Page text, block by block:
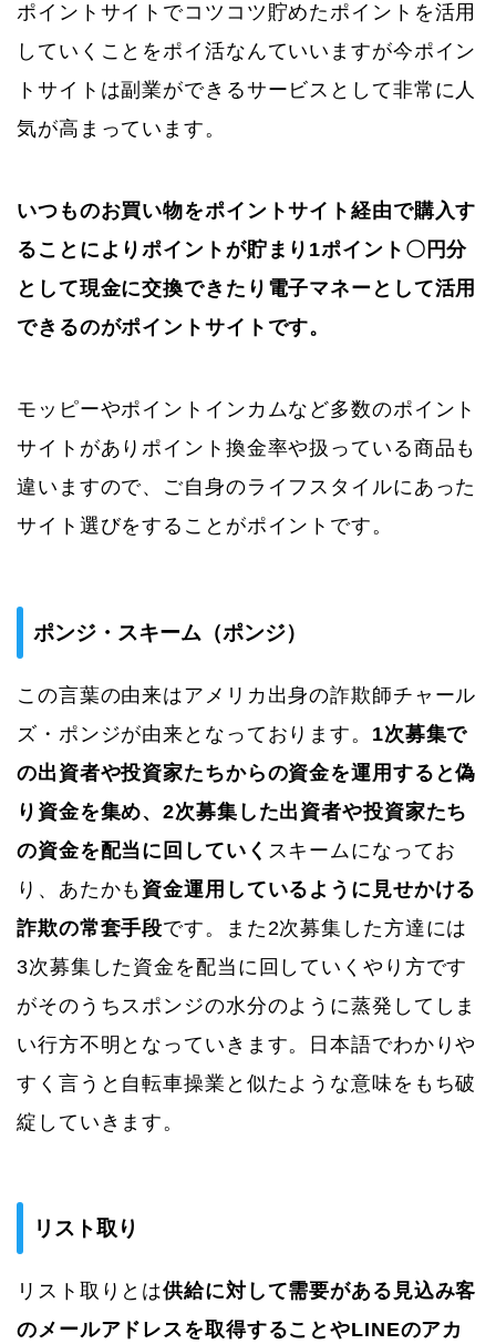
ポイントサイトでコツコツ貯めたポイントを活用
していくことをポイ活なんていいますが今ポイン
トサイトは副業ができるサービスとして非常に人
気が高まっています。
いつものお買い物をポイントサイト経由で購入す
ることによりポイントが貯まり1ポイント〇円分
として現金に交換できたり電子マネーとして活用
できるのがポイントサイトです。
モッピーやポイントインカムなど多数のポイント
サイトがありポイント換金率や扱っている商品も
違いますので、ご自身のライフスタイルにあった
サイト選びをすることがポイントです。
ポンジ・スキーム（ポンジ）
この言葉の由来はアメリカ出身の詐欺師チャール
ズ・ポンジが由来となっております。 1次募集で
の出資者や投資家たちからの資金を運用すると偽
り資金を集め、2次募集した出資者や投資家たち
の資金を配当に回していく スキームになってお
り、あたかも 資金運用しているように見せかける
詐欺の常套手段です。また2次募集した方達には
3次募集した資金を配当に回していくやり方です
がそのうちスポンジの水分のように蒸発してしま
い行方不明となっていきます。日本語でわかりや
すく言うと自転車操業と似たような意味をもち破
綻していきます。
リスト取り
リスト取りとは供給に対して需要がある見込み客
のメールアドレスを取得することやLINEのアカ